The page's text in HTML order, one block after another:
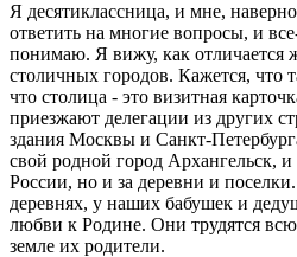
Я десятиклассница, и мне,
ответить на многие вопросы, и
понимаю. Я вижу, как отличается
столичных городов. Кажется,
что столица - это визитная
приезжают делегации из других
здания Москвы и Санкт-
свой родной город Архангельск, и
России, но и за деревни и
деревнях, у наших бабушек и
любви к Родине. Они трудятся
земле их родители.